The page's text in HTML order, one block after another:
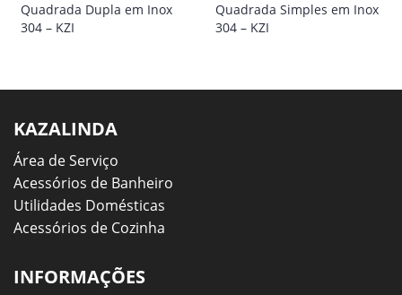
Quadrada Dupla em Inox
304 – KZI
Quadrada Simples em Inox
304 – KZI
KAZALINDA
Área de Serviço
Acessórios de Banheiro
Utilidades Domésticas
Acessórios de Cozinha
INFORMAÇÕES